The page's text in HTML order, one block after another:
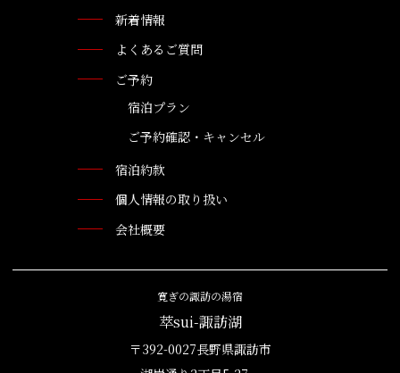
新着情報
よくあるご質問
ご予約
宿泊プラン
ご予約確認・キャンセル
宿泊約款
個人情報の取り扱い
会社概要
寛ぎの諏訪の湯宿
萃sui-諏訪湖
〒392-0027長野県諏訪市